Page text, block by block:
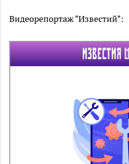
Видеорепортаж "Известий":